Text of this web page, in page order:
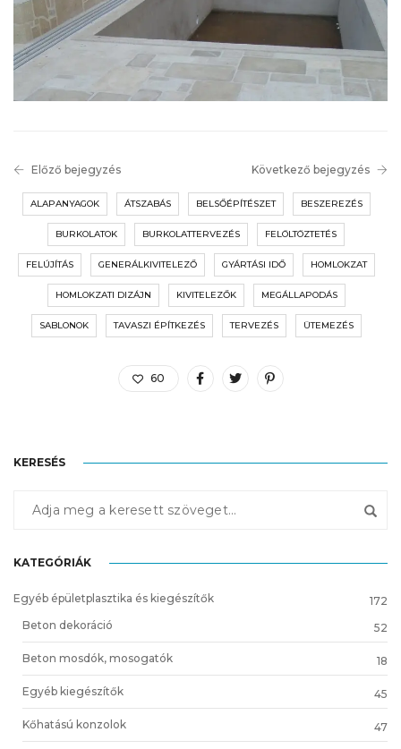
Előző bejegyzés Következő bejegyzés
ALAPANYAGOK ÁTSZABÁS BELSŐÉPÍTÉSZET BESZEREZÉS
BURKOLATOK BURKOLATTERVEZÉS FELÖLTÖZTETÉS
FELÚJÍTÁS GENERÁLKIVITELEZŐ GYÁRTÁSI IDŐ HOMLOKZAT
HOMLOKZATI DIZÁJN KIVITELEZŐK MEGÁLLAPODÁS
SABLONOK TAVASZI ÉPÍTKEZÉS TERVEZÉS ÜTEMEZÉS
60
KERESÉS
KATEGÓRIÁK
Egyéb épületplasztika és kiegészítők
172
Beton dekoráció
52
Beton mosdók, mosogatók 18
Egyéb kiegészítők 45
Kőhatású konzolok 47